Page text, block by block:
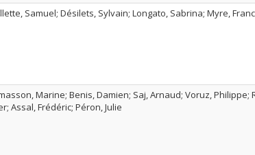
Samuel; Désilets, Sylvain; Longato, Sabrina; Myre,
Marine; Benis, Damien; Saj, Arnaud; Voruz, Philippe;
Assal, Frédéric; Péron, Julie